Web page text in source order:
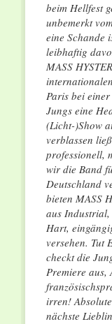
beim Hellfest
unbemerkt
eine Schande
leibhaftig
MASS
Paris bei
Jungs eine
(Licht-)Show
verblassen
professionell,
wir die Band
Deutschland
bieten MASS
aus Industrial,
Hart,
versehen. Tut
checkt die
Premiere aus,
irren!
nächste